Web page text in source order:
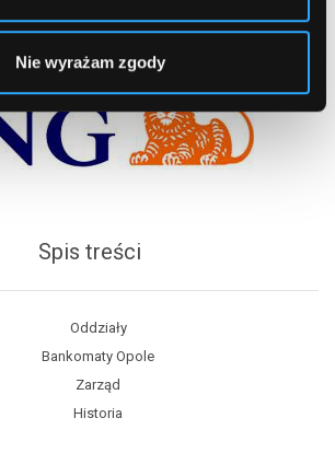
Nie wyrażam zgody
Spis treści
Oddziały
Bankomaty Opole
Zarząd
Historia